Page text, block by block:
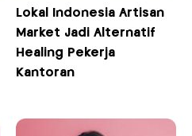
Lokal Indonesia Artisan
Market Jadi Alternatif
Healing Pekerja
Kantoran